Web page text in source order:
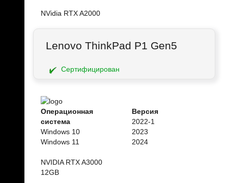
NVidia RTX A2000
Lenovo ThinkPad P1 Gen5
Сертифицирован
Операционная
система
Windows 10
Windows 11
Версия
2022-1
2023
2024
NVIDIA RTX A3000
12GB